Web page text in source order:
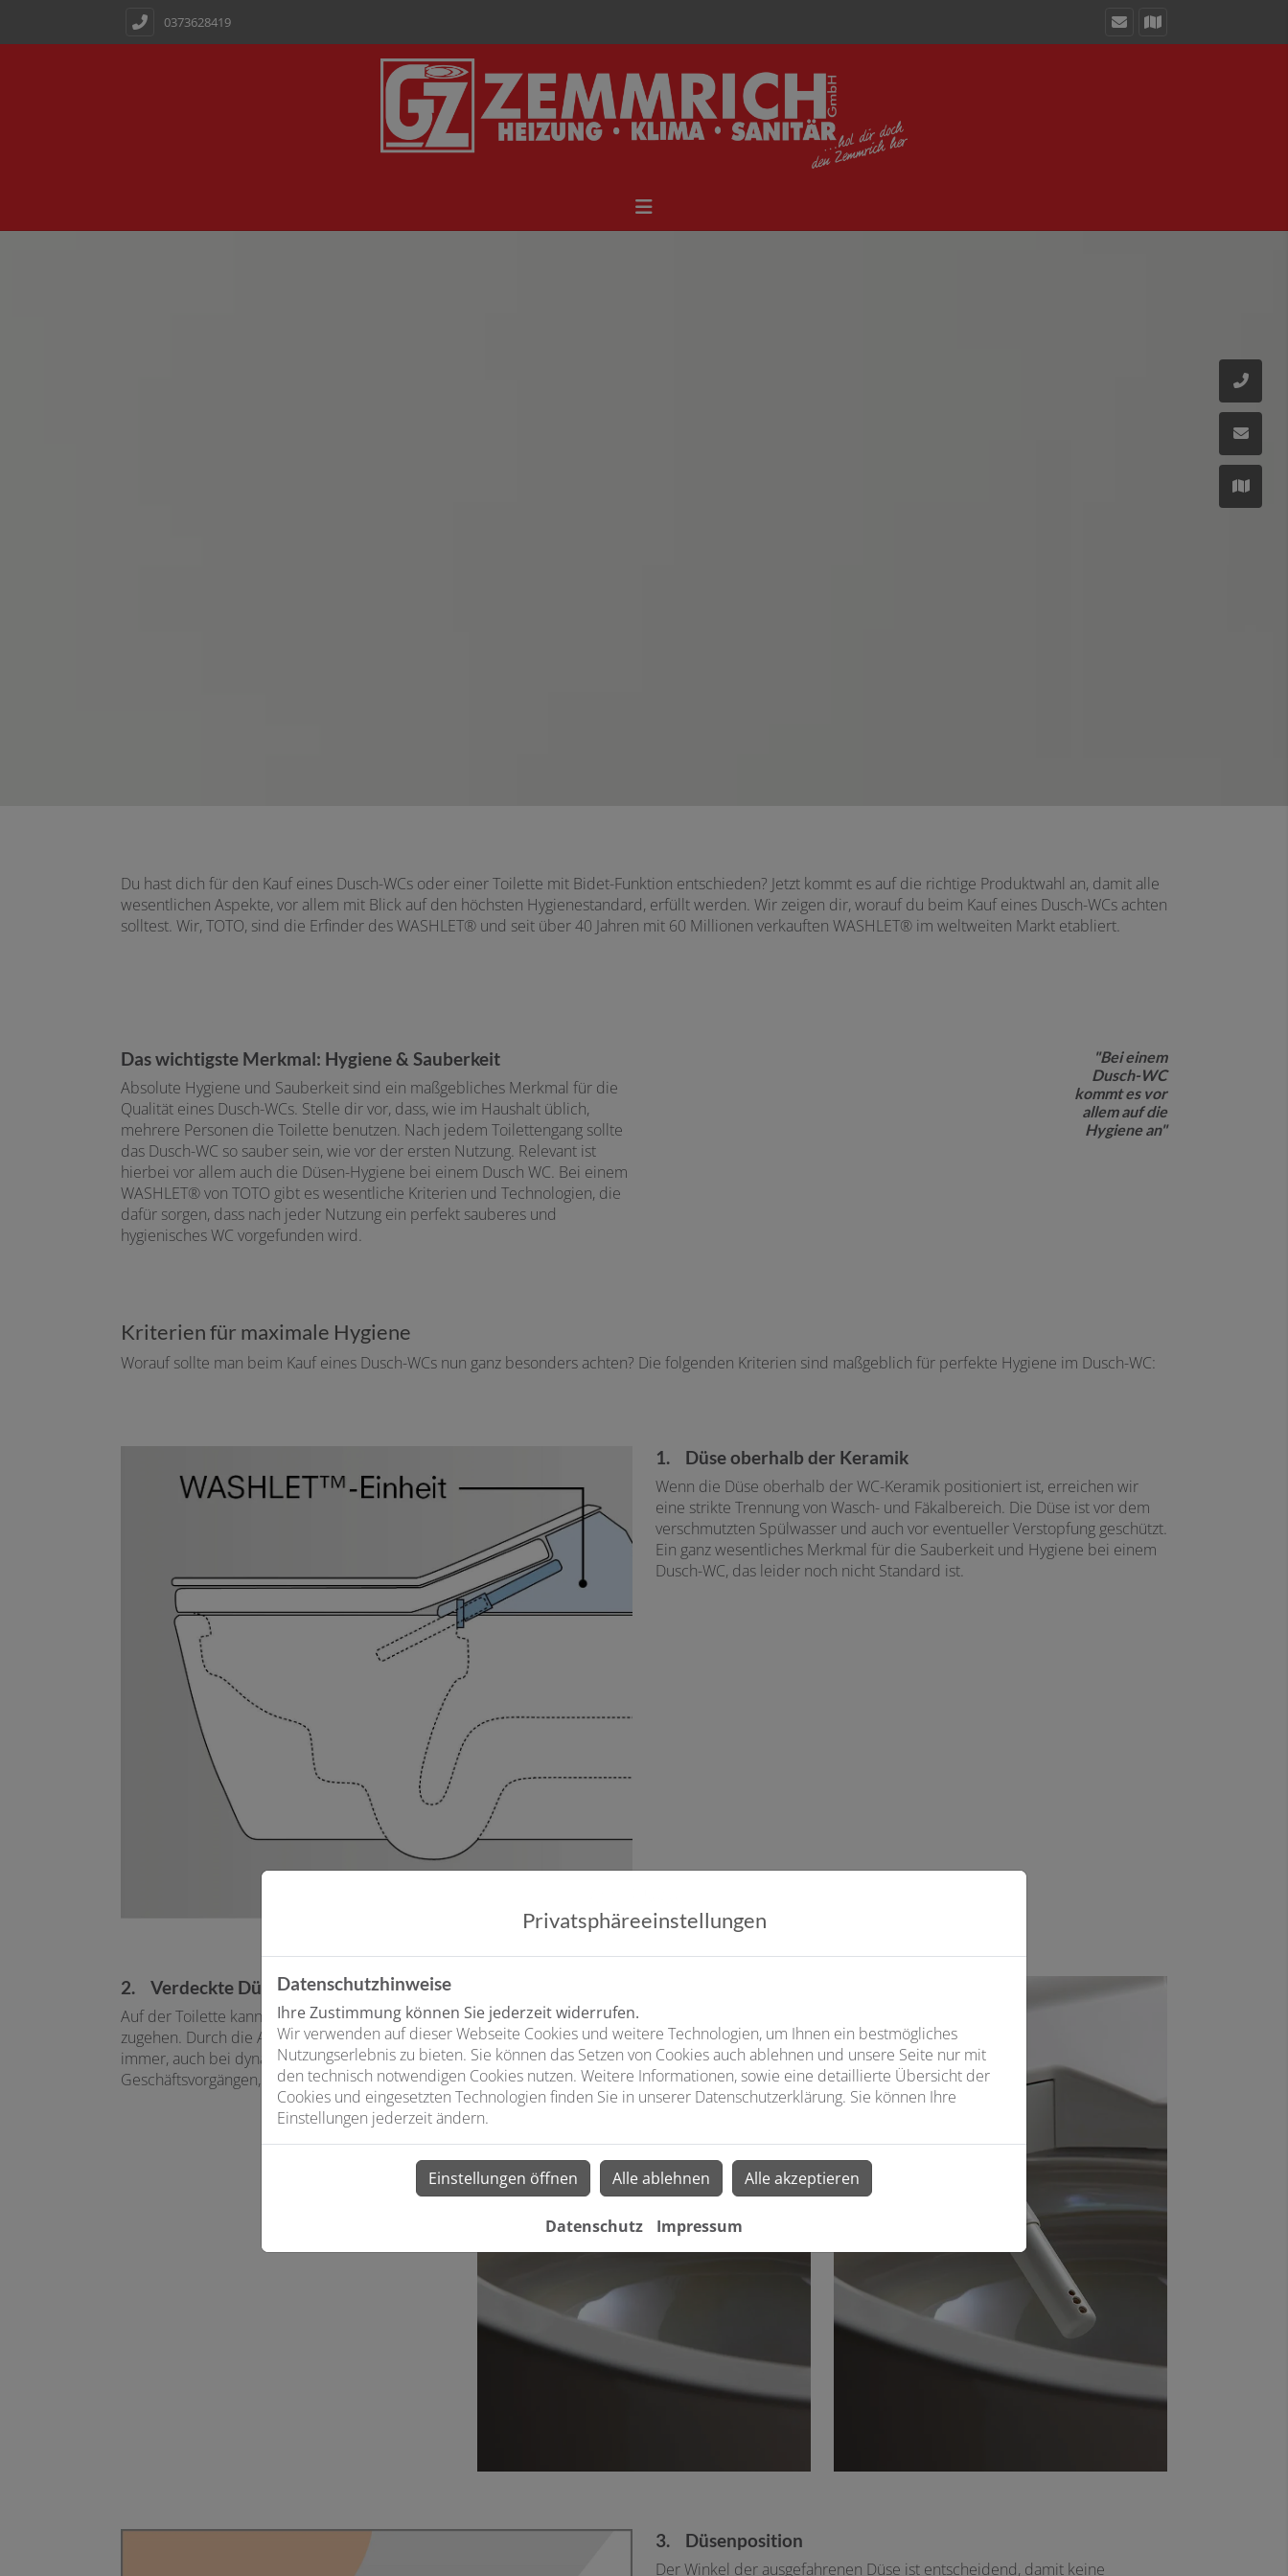
0373628419
Du hast dich für den Kauf eines Dusch-WCs oder einer Toilette mit Bidet-Funktion entschieden? Jetzt kommt es auf die richtige Produktwahl an, damit alle
wesentlichen Aspekte, vor allem mit Blick auf den höchsten Hygienestandard, erfüllt werden. Wir zeigen dir, worauf du beim Kauf eines Dusch-WCs achten
solltest. Wir, TOTO, sind die Erfinder des WASHLET® und seit über 40 Jahren mit 60 Millionen verkauften WASHLET® im weltweiten Markt etabliert.
Das wichtigste Merkmal: Hygiene & Sauberkeit
Absolute Hygiene und Sauberkeit sind ein maßgebliches Merkmal für die
Qualität eines Dusch-WCs. Stelle dir vor, dass, wie im Haushalt üblich,
mehrere Personen die Toilette benutzen. Nach jedem Toilettengang sollte
das Dusch-WC so sauber sein, wie vor der ersten Nutzung. Relevant ist
hierbei vor allem auch die Düsen-Hygiene bei einem Dusch WC. Bei einem
WASHLET® von TOTO gibt es wesentliche Kriterien und Technologien, die
dafür sorgen, dass nach jeder Nutzung ein perfekt sauberes und
hygienisches WC vorgefunden wird.
"Bei einem
Dusch-WC
kommt es vor
allem auf die
Hygiene an"
Kriterien für maximale Hygiene
Worauf sollte man beim Kauf eines Dusch-WCs nun ganz besonders achten? Die folgenden Kriterien sind maßgeblich für perfekte Hygiene im Dusch-WC:
1. Düse oberhalb der Keramik
Wenn die Düse oberhalb der WC-Keramik positioniert ist, erreichen wir
eine strikte Trennung von Wasch- und Fäkalbereich. Die Düse ist vor dem
verschmutzten Spülwasser und auch vor eventueller Verstopfung geschützt.
Ein ganz wesentliches Merkmal für die Sauberkeit und Hygiene bei einem
Dusch-WC, das leider noch nicht Standard ist.
2. Verdeckte Düse
Auf der Toilette kann es schon mal turbulent
zugehen. Durch die Abdeckklappe ist die Düse
immer, auch bei dynamischen
Geschäftsvorgängen, perfekt geschützt.
3. Düsenposition
Der Winkel der ausgefahrenen Düse ist entscheidend, damit keine
Privatsphäre­einstellungen
Datenschutzhinweise
Ihre Zustimmung können Sie jederzeit widerrufen.
Wir verwenden auf dieser Webseite Cookies und weitere Technologien, um Ihnen ein bestmögliches
Nutzungserlebnis zu bieten. Sie können das Setzen von Cookies auch ablehnen und unsere Seite nur mit
den technisch notwendigen Cookies nutzen. Weitere Informationen, sowie eine detaillierte Übersicht der
Cookies und eingesetzten Technologien finden Sie in unserer Datenschutzerklärung. Sie können Ihre
Einstellungen jederzeit ändern.
Einstellungen öffnen Alle ablehnen Alle akzeptieren
Datenschutz Impressum